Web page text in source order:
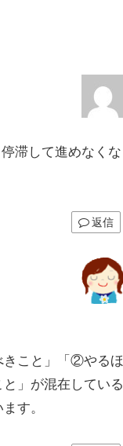
滞して進めなくな
返信
きこと」「②やるほ
」が混在している
す。